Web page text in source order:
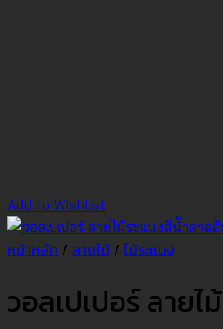
Add to Wishlist
หน้าหลัก / ลายไม้ / ไม้ระแนง
วอลเปเปอร์ ลาย